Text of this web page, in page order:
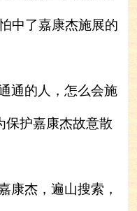
中了嘉康杰施展的
通的人，怎么会施
保护嘉康杰故意散
康杰，遍山搜索，